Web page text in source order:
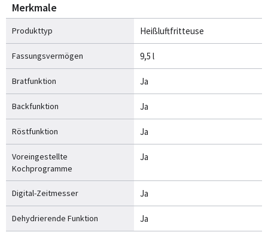
Merkmale
Produkttyp Heißluftfritteuse
Fassungsvermögen 9,5 l
Bratfunktion Ja
Backfunktion Ja
Röstfunktion Ja
Voreingestellte
Kochprogramme
Ja
Digital-Zeitmesser Ja
Dehydrierende Funktion Ja